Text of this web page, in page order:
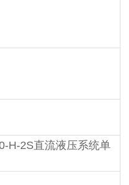
H-2S直流液压系统单